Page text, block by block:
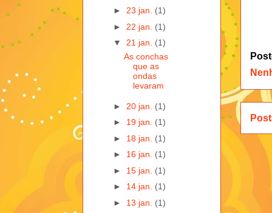
► 23 jan. (1)
► 22 jan. (1)
▼ 21 jan. (1)
As conchas
que as
ondas
levaram
► 20 jan. (1)
► 19 jan. (1)
► 18 jan. (1)
► 16 jan. (1)
► 15 jan. (1)
► 14 jan. (1)
► 13 jan. (1)